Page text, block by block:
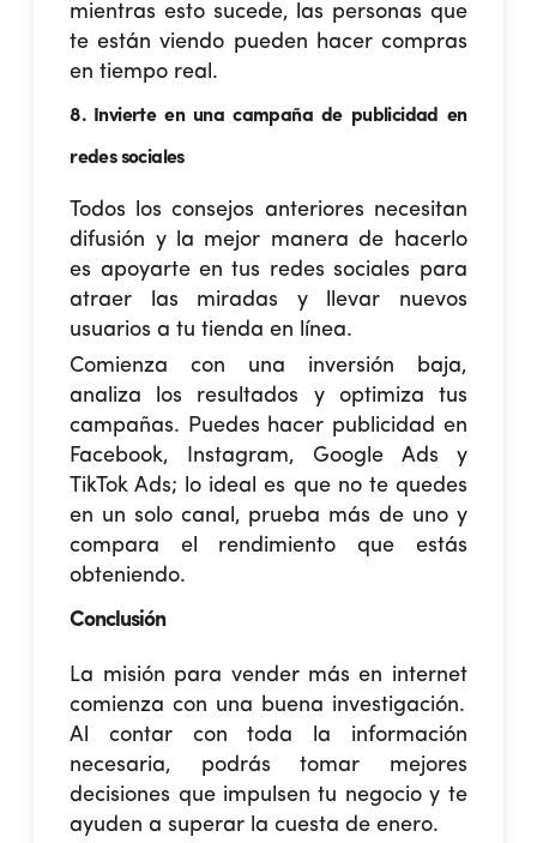
mientras esto sucede, las personas que
te están viendo pueden hacer compras
en tiempo real.
8. Invierte en una campaña de publicidad en
redes sociales
Todos los consejos anteriores necesitan
difusión y la mejor manera de hacerlo
es apoyarte en tus redes sociales para
atraer las miradas y llevar nuevos
usuarios a tu tienda en línea.
Comienza con una inversión baja,
analiza los resultados y optimiza tus
campañas. Puedes hacer publicidad en
Facebook, Instagram, Google Ads y
TikTok Ads; lo ideal es que no te quedes
en un solo canal, prueba más de uno y
compara el rendimiento que estás
obteniendo.
Conclusión
La misión para vender más en internet
comienza con una buena investigación.
Al contar con toda la información
necesaria, podrás tomar mejores
decisiones que impulsen tu negocio y te
ayuden a superar la cuesta de enero.